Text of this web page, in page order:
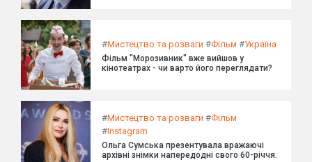
#Мистецтво та розваги #Фільм #Україна
Фільм "Морозивник" вже вийшов у
кінотеатрах - чи варто його переглядати?
#Мистецтво та розваги #Фільм
#Instagram
Ольга Сумська презентувала вражаючі
архівні знімки напередодні свого 60-річчя.